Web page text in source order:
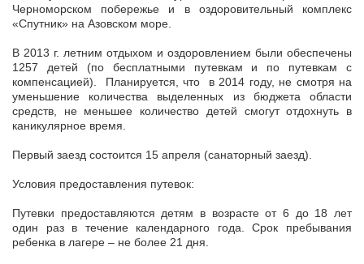
Черноморском побережье и в оздоровительный комплекс
«Спутник» на Азовском море.
В 2013 г. летним отдыхом и оздоровлением были обеспечены
1257 детей (по бесплатными путевкам и по путевкам с
компенсацией). Планируется, что в 2014 году, не смотря на
уменьшение количества выделенных из бюджета области
средств, не меньшее количество детей смогут отдохнуть в
каникулярное время.
Первый заезд состоится 15 апреля (санаторный заезд).
Условия предоставления путевок:
Путевки предоставляются детям в возрасте от 6 до 18 лет
один раз в течение календарного года. Срок пребывания
ребенка в лагере – не более 21 дня.